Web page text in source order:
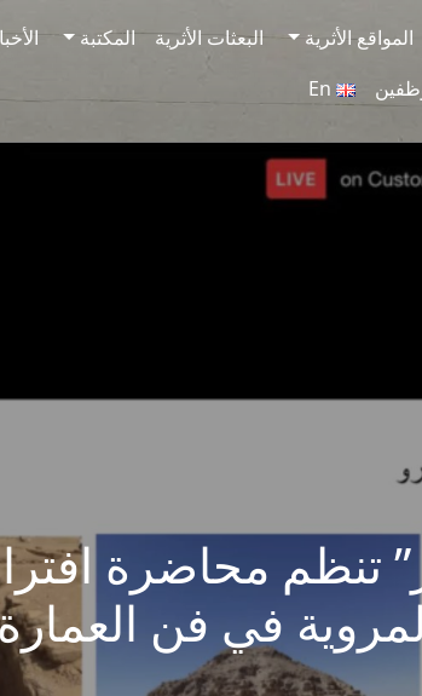
المواقع الأثرية البعثات الأثرية المكتبة
En
تنظم محاضرة
في فن العمارة